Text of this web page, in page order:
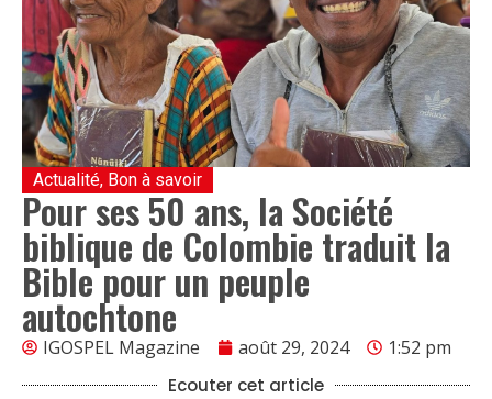
Actualité, Bon à savoir
Pour ses 50 ans, la Société
biblique de Colombie traduit la
Bible pour un peuple
autochtone
IGOSPEL Magazine août 29, 2024 1:52 pm
Ecouter cet article